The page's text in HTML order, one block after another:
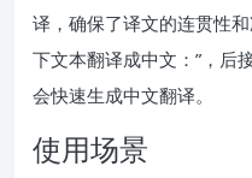
译，确保了译文的连贯性
下文本翻译成中文：”，后
会快速生成中文翻译。
使用场景